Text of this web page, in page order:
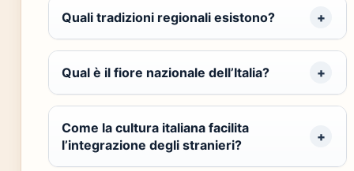
Quali tradizioni regionali esistono?
Qual è il fiore nazionale dell’Italia?
Come la cultura italiana facilita
l’integrazione degli stranieri?